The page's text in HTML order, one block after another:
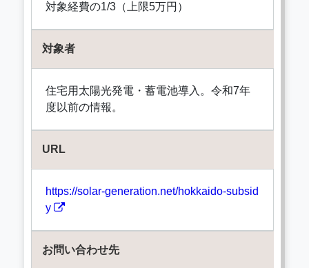
対象経費の1/3（上限5万円）
対象者
住宅用太陽光発電・蓄電池導入。令和7年
度以前の情報。
URL
https://solar-generation.net/hokkaido-subsid
y
お問い合わせ先